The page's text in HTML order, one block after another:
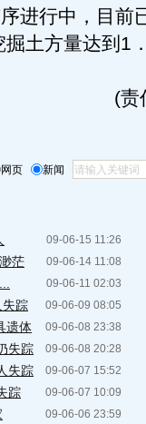
进行中，目前
土方量达到1
(责
网页 新闻
09-06-15 11:26
09-06-14 11:08
茫
09-06-11 02:03
09-06-09 08:05
失踪
09-06-08 23:38
遗体
09-06-08 20:28
失踪
09-06-07 15:52
失踪
09-06-07 10:09
踪
09-06-06 23:59